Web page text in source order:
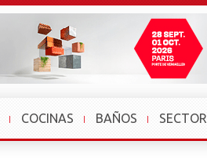
COCINAS BAÑOS
SECTOR